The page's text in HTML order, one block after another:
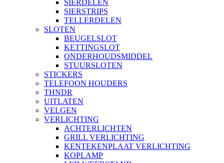
SIERDELEN
SIERSTRIPS
TELLERDELEN
SLOTEN
BEUGELSLOT
KETTINGSLOT
ONDERHOUDSMIDDEL
STUURSLOTEN
STICKERS
TELEFOON HOUDERS
THNDR
UITLATEN
VELGEN
VERLICHTING
ACHTERLICHTEN
GRILL VERLICHTING
KENTEKENPLAAT VERLICHTING
KOPLAMP